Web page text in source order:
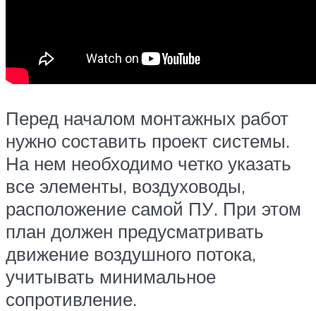
Перед началом монтажных работ
нужно составить проект системы.
На нем необходимо четко указать
все элементы, воздуховоды,
расположение самой ПУ. При этом
план должен предусматривать
движение воздушного потока,
учитывать минимальное
сопротивление.